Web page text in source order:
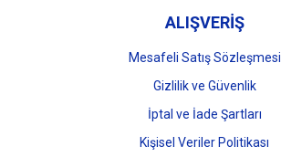
ALIŞVERİŞ
Mesafeli Satış Sözleşmesi
Gizlilik ve Güvenlik
İptal ve İade Şartları
Kişisel Veriler Politikası